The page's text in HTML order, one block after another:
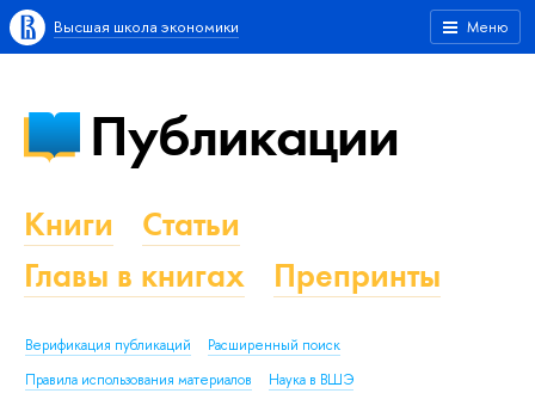
Меню
Высшая школа экономики
Публикации
Книги
Статьи
Главы в книгах
Препринты
Верификация публикаций
Расширенный поиск
Правила использования материалов
Наука в ВШЭ